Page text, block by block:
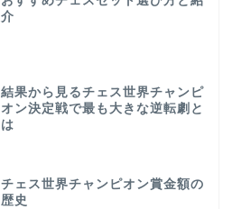
介
結果から見るチェス世界チャンピ
オン決定戦で最も大きな逆転劇と
は
チェス世界チャンピオン賞金額の
歴史